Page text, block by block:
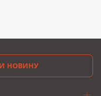
НОВИНУ